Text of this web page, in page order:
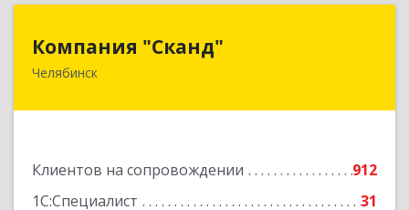
Компания "Сканд"
Челябинск
Клиентов на сопровождении
912
1С:Специалист
31